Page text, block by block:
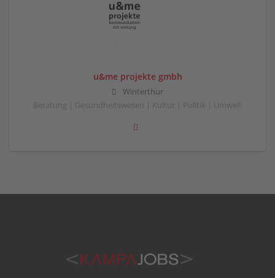
u&me projekte gmbh
Winterthur
Beratung | Gesundheitswesen | Kultur | Politik | Umwelt